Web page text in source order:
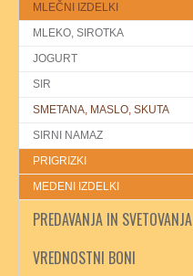
MLEČNI IZDELKI
MLEKO, SIROTKA
JOGURT
SIR
SMETANA, MASLO, SKUTA
SIRNI NAMAZ
PRIGRIZKI
MEDENI IZDELKI
PREDAVANJA IN SVETOVANJA
VREDNOSTNI BONI